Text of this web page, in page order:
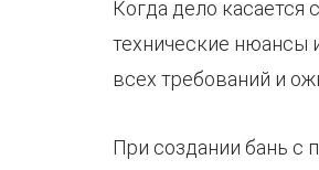
Когда дело касается
технические нюансы
всех требований и
При создании бань с